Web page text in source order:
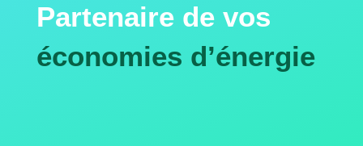
Partenaire de vos
économies d’énergie